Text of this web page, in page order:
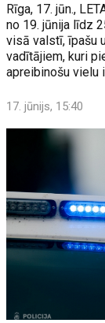
Rīga, 17. jūn.,
no 19. jūnija līdz
visā valstī, īpašu
vadītājiem, kuri
apreibinošu vielu
17. jūnijs, 15:40